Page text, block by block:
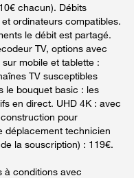
chacun). Débits
ordinateurs compatibles.
le débit est partagé.
TV, options avec
mobile et tablette :
TV susceptibles
le bouquet basic : les
en direct. UHD 4K : avec
pour
déplacement technicien
la souscription) : 119€.
à conditions avec